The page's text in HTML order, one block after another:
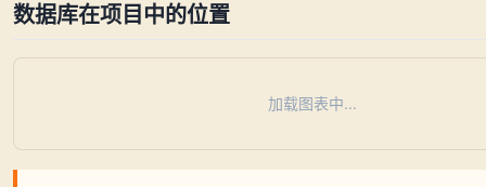
数据库在项目中的位置
加载图表中...